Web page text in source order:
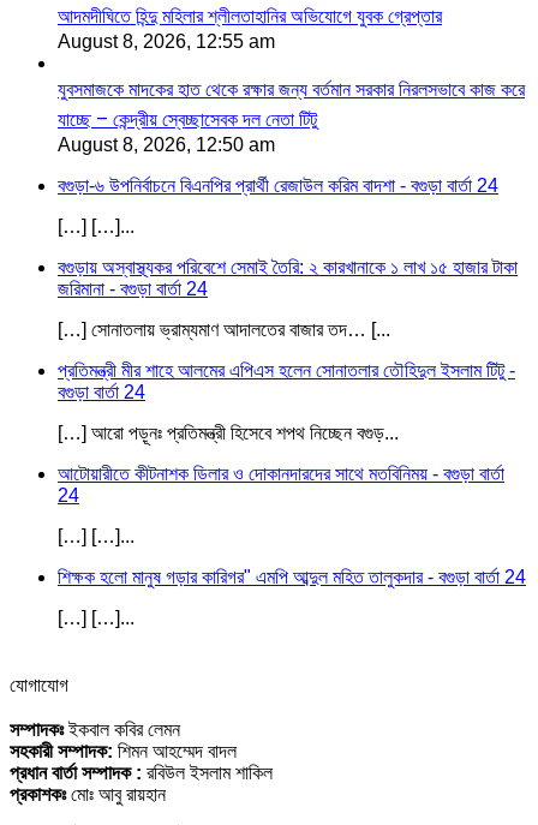
আদমদীঘিতে হিন্দু মহিলার শ্লীলতাহানির অভিযোগে যুবক গ্রেপ্তার
August 8, 2026, 12:55 am
যুবসমাজকে মাদকের হাত থেকে রক্ষার জন্য বর্তমান সরকার নিরলসভাবে কাজ করে
যাচ্ছে – কেন্দ্রীয় স্বেচ্ছাসেবক দল নেতা টিটু
August 8, 2026, 12:50 am
বগুড়া-৬ উপনির্বাচনে বিএনপির প্রার্থী রেজাউল করিম বাদশা - বগুড়া বার্তা 24
[…] […]...
বগুড়ায় অস্বাস্থ্যকর পরিবেশে সেমাই তৈরি: ২ কারখানাকে ১ লাখ ১৫ হাজার টাকা
জরিমানা - বগুড়া বার্তা 24
[…] সোনাতলায় ভ্রাম্যমাণ আদালতের বাজার তদ… [...
প্রতিমন্ত্রী মীর শাহে আলমের এপিএস হলেন সোনাতলার তৌহিদুল ইসলাম টিটু -
বগুড়া বার্তা 24
[…] আরো পড়ূনঃ প্রতিমন্ত্রী হিসেবে শপথ নিচ্ছেন বগুড়...
আটোয়ারীতে কীটনাশক ডিলার ও দোকানদারদের সাথে মতবিনিময় - বগুড়া বার্তা
24
[…] […]...
শিক্ষক হলো মানুষ গড়ার কারিগর" এমপি আব্দুল মহিত তালুকদার - বগুড়া বার্তা 24
[…] […]...
যোগাযোগ
সম্পাদকঃইকবাল কবির লেমন
সহকারী সম্পাদক: শিমন আহম্মেদ বাদল
প্রধান বার্তা সম্পাদক : রবিউল ইসলাম শাকিল
প্রকাশকঃমোঃ আবু রায়হান